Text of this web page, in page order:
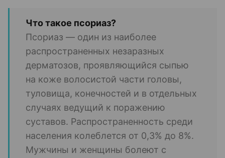
Что такое псориаз?
Псориаз — один из наиболее
распространенных незаразных
дерматозов, проявляющийся сыпью
на коже волосистой части головы,
туловища, конечностей и в отдельных
случаях ведущий к поражению
суставов. Распространенность среди
населения колеблется от 0,3% до 8%.
Мужчины и женщины болеют с